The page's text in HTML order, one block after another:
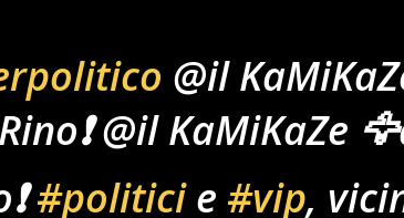
@il
@il KaMiKaZe
#politicie #vip,